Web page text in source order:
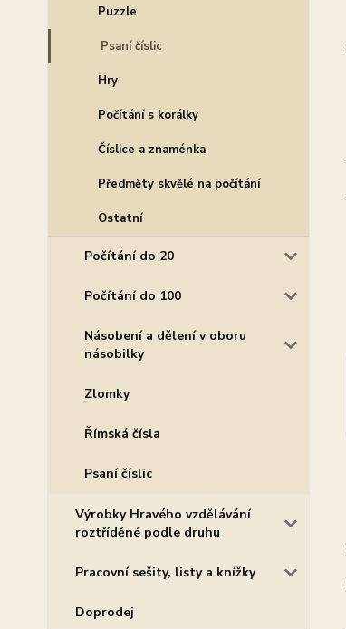
Puzzle
Psaní číslic
Hry
Počítání s korálky
Číslice a znaménka
Předměty skvělé na počítání
Ostatní
Počítání do 20
Počítání do 100
Násobení a dělení v oboru
násobilky
Zlomky
Římská čísla
Psaní číslic
Výrobky Hravého vzdělávání
roztříděné podle druhu
Pracovní sešity, listy a knížky
Doprodej